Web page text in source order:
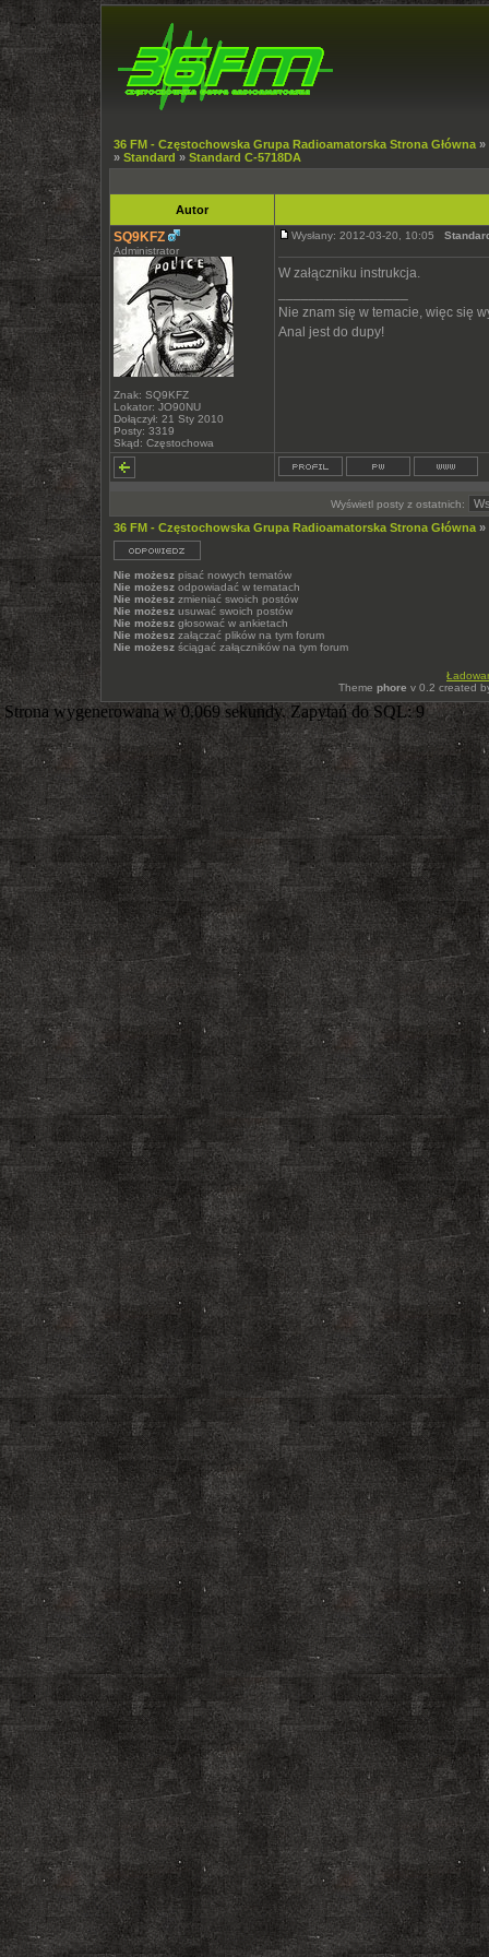
36 FM - Częstochowska Grupa Radioamatorska Strona Główna »
» Standard » Standard C-5718DA
Autor
SQ9KFZ
Administrator
Znak: SQ9KFZ
Lokator: JO90NU
Dołączył: 21 Sty 2010
Posty: 3319
Skąd: Częstochowa
Wysłany: 2012-03-20, 10:05
W załączniku instrukcja.
Nie znam się w temacie, więc się
Anal jest do dupy!
Wyświetl posty z ostatnich:
36 FM - Częstochowska Grupa Radioamatorska Strona Główna »
Nie możesz pisać nowych tematów
Nie możesz odpowiadać w tematach
Nie możesz zmieniać swoich postów
Nie możesz usuwać swoich postów
Nie możesz głosować w ankietach
Nie możesz załączać plików na tym forum
Nie możesz ściągać załączników na tym forum
Theme phore v 0.2 created
Strona wygenerowana w 0.069 sekundy. Zapytań do SQL: 9